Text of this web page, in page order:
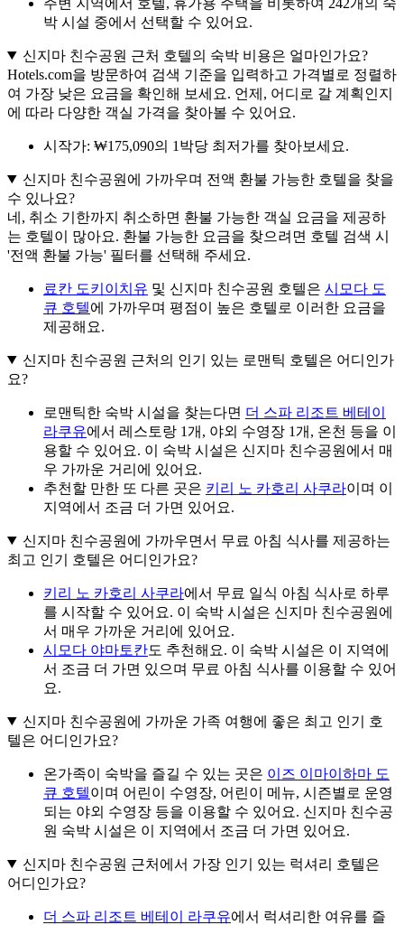
박 시설 중에서 선택할 수 있어요.
신지마 친수공원 근처 호텔의 숙박 비용은 얼마인가요?
Hotels.com을 방문하여 검색 기준을 입력하고 가격별로 정렬하
여 가장 낮은 요금을 확인해 보세요. 언제, 어디로 갈 계획인지
에 따라 다양한 객실 가격을 찾아볼 수 있어요.
시작가: ₩175,090의 1박당 최저가를 찾아보세요.
신지마 친수공원에 가까우며 전액 환불 가능한 호텔을 찾을
수 있나요?
네, 취소 기한까지 취소하면 환불 가능한 객실 요금을 제공하
는 호텔이 많아요. 환불 가능한 요금을 찾으려면 호텔 검색 시
'전액 환불 가능' 필터를 선택해 주세요.
료칸 도키이치유 및 신지마 친수공원 호텔은 시모다 도
큐 호텔에 가까우며 평점이 높은 호텔로 이러한 요금을
제공해요.
신지마 친수공원 근처의 인기 있는 로맨틱 호텔은 어디인가
요?
로맨틱한 숙박 시설을 찾는다면 더 스파 리조트 베테이
라쿠유에서 레스토랑 1개, 야외 수영장 1개, 온천 등을 이
용할 수 있어요. 이 숙박 시설은 신지마 친수공원에서 매
우 가까운 거리에 있어요.
추천할 만한 또 다른 곳은 키리 노 카호리 사쿠라이며 이
지역에서 조금 더 가면 있어요.
신지마 친수공원에 가까우면서 무료 아침 식사를 제공하는
최고 인기 호텔은 어디인가요?
키리 노 카호리 사쿠라에서 무료 일식 아침 식사로 하루
를 시작할 수 있어요. 이 숙박 시설은 신지마 친수공원에
서 매우 가까운 거리에 있어요.
시모다 야마토칸도 추천해요. 이 숙박 시설은 이 지역에
서 조금 더 가면 있으며 무료 아침 식사를 이용할 수 있어
요.
신지마 친수공원에 가까운 가족 여행에 좋은 최고 인기 호
텔은 어디인가요?
온가족이 숙박을 즐길 수 있는 곳은 이즈 이마이하마 도
큐 호텔이며 어린이 수영장, 어린이 메뉴, 시즌별로 운영
되는 야외 수영장 등을 이용할 수 있어요. 신지마 친수공
원 숙박 시설은 이 지역에서 조금 더 가면 있어요.
신지마 친수공원 근처에서 가장 인기 있는 럭셔리 호텔은
어디인가요?
더 스파 리조트 베테이 라쿠유에서 럭셔리한 여유를 즐